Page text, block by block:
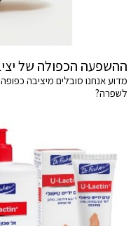
ההשפעה הכפולה של
מדוע אנחנו סובלים מיציבה
לשפרה?